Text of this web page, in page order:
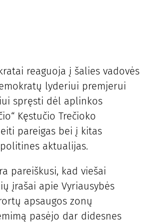
reaguoja į šalies vadovės
lyderiui premjerui
spręsti dėl aplinkos
Kęstučio Trečioko
pareigas bei į kitas
aktualijas.
pareiškusi, kad viešai
įrašai apie Vyriausybės
apsaugos zonų
pasėjo dar didesnes